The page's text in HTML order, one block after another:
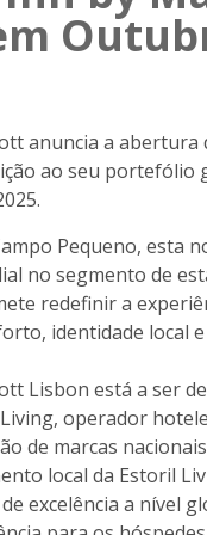
anuncia a
ao seu portefólio
Pequeno, esta
no segmento de
redefinir a
identidade local
Lisbon está a ser
operador
de marcas
local da Estoril
excelência a nível